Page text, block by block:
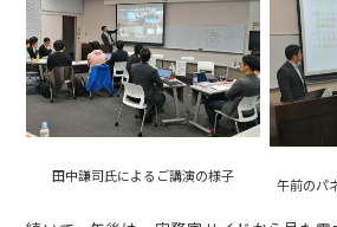
田中謙司氏によるご講演の様子
午前のパ